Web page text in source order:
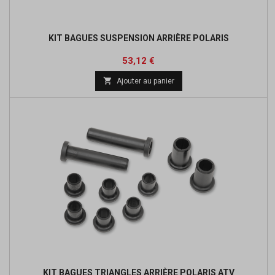
KIT BAGUES SUSPENSION ARRIÈRE POLARIS
Prix
53,12 €
 Ajouter au panier
KIT BAGUES TRIANGLES ARRIÈRE POLARIS ATV